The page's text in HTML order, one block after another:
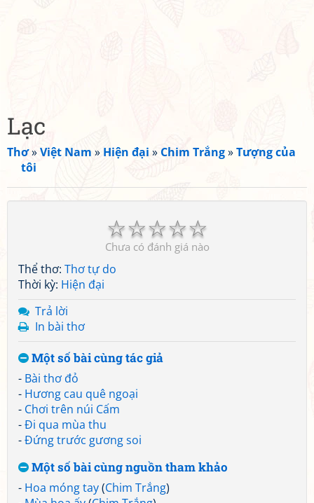
Lạc
Thơ»Việt Nam » Hiện đại » Chim Trắng»Tượng của
tôi
☆
☆
☆
☆
☆
Chưa có đánh giá nào
Thể thơ: Thơ tự do
Thời kỳ: Hiện đại
Trả lời
In bài thơ
Một số bài cùng tác giả
- Bài thơ đỏ
- Hương cau quê ngoại
- Chơi trên núi Cấm
-Đi qua mùa thu
-Đứng trước gương soi
Một số bài cùng nguồn tham khảo
- Hoa móng tay(Chim Trắng)